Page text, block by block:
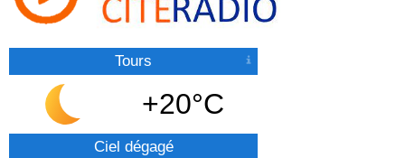
Tours
+20°C
Ciel dégagé